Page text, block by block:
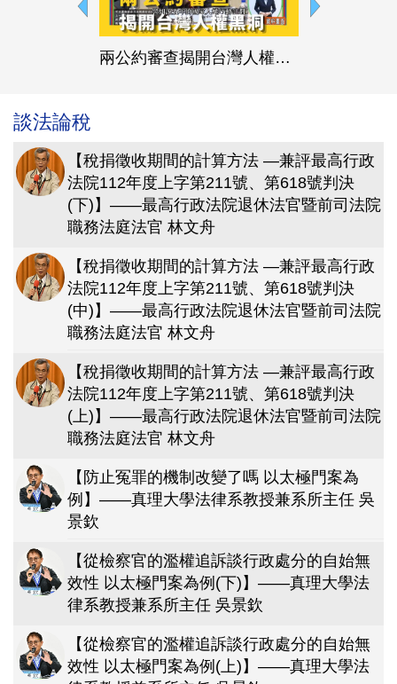
兩公約審查揭開台灣人權黑洞 #兩公約審查 #人權黑洞 #假稅單
談法論稅
【稅捐徵收期間的計算方法 —兼評最高行政
法院112年度上字第211號、第618號判決
(下)】——最高行政法院退休法官暨前司法院
職務法庭法官 林文舟
【稅捐徵收期間的計算方法 —兼評最高行政
法院112年度上字第211號、第618號判決
(中)】——最高行政法院退休法官暨前司法院
職務法庭法官 林文舟
【稅捐徵收期間的計算方法 —兼評最高行政
法院112年度上字第211號、第618號判決
(上)】——最高行政法院退休法官暨前司法院
職務法庭法官 林文舟
【防止冤罪的機制改變了嗎 以太極門案為
例】——真理大學法律系教授兼系所主任 吳
景欽
【從檢察官的濫權追訴談行政處分的自始無
效性 以太極門案為例(下)】——真理大學法
律系教授兼系所主任 吳景欽
【從檢察官的濫權追訴談行政處分的自始無
效性 以太極門案為例(上)】——真理大學法